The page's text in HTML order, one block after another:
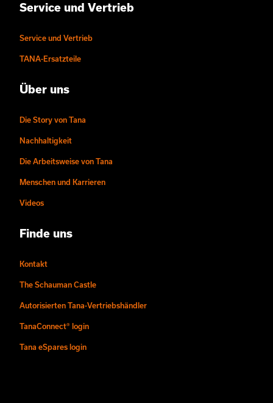
Service und Vertrieb
Service und Vertrieb
TANA-Ersatzteile
Über uns
Die Story von Tana
Nachhaltigkeit
Die Arbeitsweise von Tana
Menschen und Karrieren
Videos
Finde uns
Kontakt
The Schauman Castle
Autorisierten Tana-Vertriebshändler
TanaConnect® login
Tana eSpares login